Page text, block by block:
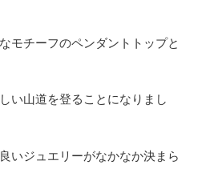
モチーフのペンダントトップと
い山道を登ることになりまし
いジュエリーがなかなか決まら